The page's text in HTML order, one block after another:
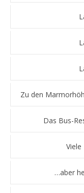
Zu den
Das Bus-
…aber